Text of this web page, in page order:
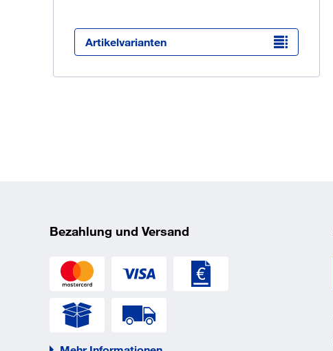
Artikelvarianten
Bezahlung und Versand